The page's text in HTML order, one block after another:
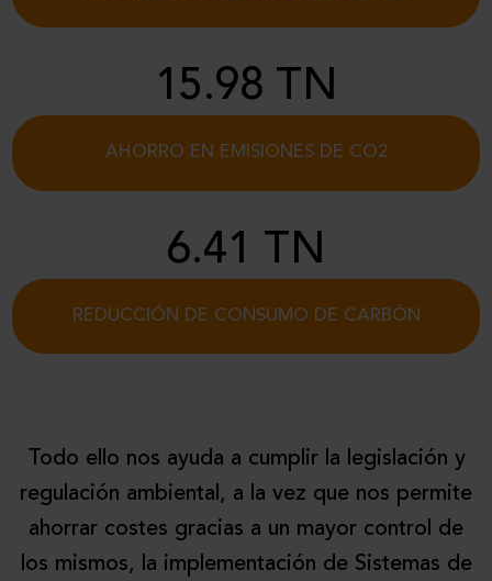
AHORRO EN EMISIONES DE CO2
15.98 TN
REDUCCIÓN DE CONSUMO DE CARBÓN
6.41 TN
Todo ello nos ayuda a cumplir la legislación y
regulación ambiental, a la vez que nos permite
ahorrar costes gracias a un mayor control de
los mismos, la implementación de Sistemas de